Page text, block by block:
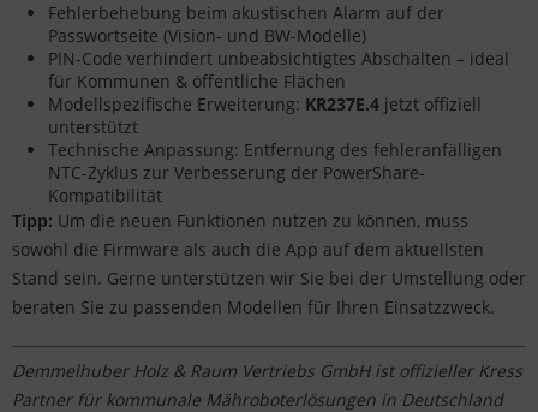
Fehlerbehebung beim akustischen Alarm auf der
Passwortseite (Vision- und BW-Modelle)
PIN-Code verhindert unbeabsichtigtes Abschalten – ideal
für Kommunen & öffentliche Flächen
Modellspezifische Erweiterung: KR237E.4 jetzt offiziell
unterstützt
Technische Anpassung: Entfernung des fehleranfälligen
NTC-Zyklus zur Verbesserung der PowerShare-
Kompatibilität
Tipp: Um die neuen Funktionen nutzen zu können, muss
sowohl die Firmware als auch die App auf dem aktuellsten
Stand sein. Gerne unterstützen wir Sie bei der Umstellung oder
beraten Sie zu passenden Modellen für Ihren Einsatzzweck.
Demmelhuber Holz & Raum Vertriebs GmbH ist offizieller Kress
Partner für kommunale Mähroboterlösungen in Deutschland